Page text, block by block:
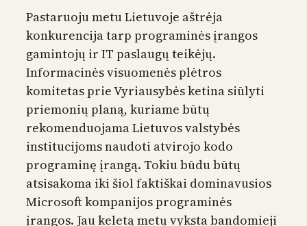
Pastaruoju metu Lietuvoje aštrėja
konkurencija tarp programinės įrangos
gamintojų ir IT paslaugų teikėjų.
Informacinės visuomenės plėtros
komitetas prie Vyriausybės ketina siūlyti
priemonių planą, kuriame būtų
rekomenduojama Lietuvos valstybės
institucijoms naudoti atvirojo kodo
programinę įrangą. Tokiu būdu būtų
atsisakoma iki šiol faktiškai dominavusios
Microsoft kompanijos programinės
įrangos. Jau keletą metų vyksta bandomieji